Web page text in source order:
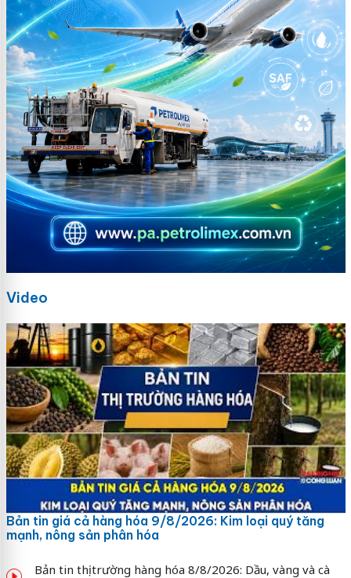
Video
Bản tin giá cả hàng hóa 9/8/2026: Kim loại quý tăng
mạnh, nông sản phân hóa
Bản tin thị trường hàng hóa 8/8/2026: Dầu, vàng và cà